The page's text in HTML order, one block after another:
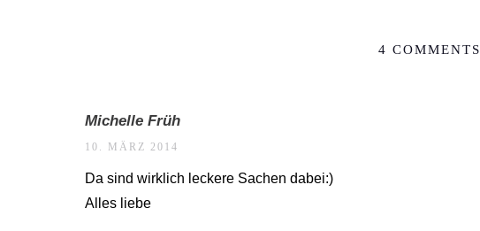
4 COMMENTS
Michelle Früh
10. MÄRZ 2014
Da sind wirklich leckere Sachen dabei:)
Alles liebe